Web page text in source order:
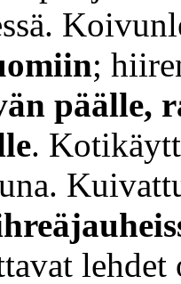
;
päälle,
.
lehdet